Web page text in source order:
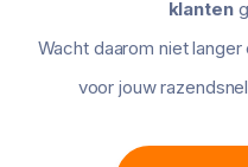
klanten
Wacht daarom niet
voor jouw